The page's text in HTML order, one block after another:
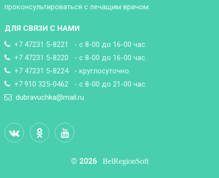
проконсультироваться с лечащим врачом.
ДЛЯ СВЯЗИ С НАМИ
+7 47231 5-8221 - с 8-00 до 16-00 час.
+7 47231 5-8220 - с 8-00 до 16-00 час.
+7 47231 5-8224 - круглосуточно
+7 910 325-0462 - с 8-00 до 21-00 час.
dubravuchka@mail.ru
© 2026 BelRegionSoft